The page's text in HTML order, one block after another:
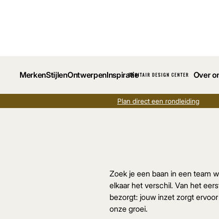
MerkenStijlenOntwerpenInspiratie Over
Plan direct een rondleiding
Zoek je een baan in een team
elkaar het verschil. Van het
bezorgt: jouw inzet zorgt
onze groei.